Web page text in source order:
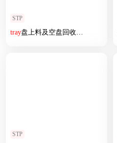
STP
tray盘上料及空盘回收层叠
STP